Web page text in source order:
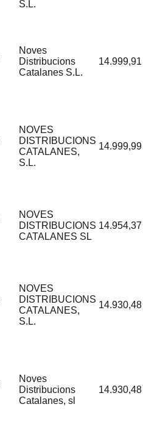
S.L.
Noves
Distribucions
Catalanes S.L.
NOVES
DISTRIBUCIONS
CATALANES,
S.L.
NOVES
DISTRIBUCIONS
CATALANES SL
NOVES
DISTRIBUCIONS
CATALANES,
S.L.
Noves
Distribucions
Catalanes, sl